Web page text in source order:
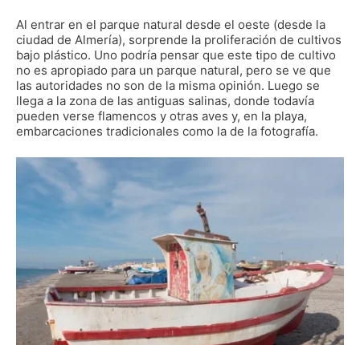
Al entrar en el parque natural desde el oeste (desde la
ciudad de Almería), sorprende la proliferación de cultivos
bajo plástico. Uno podría pensar que este tipo de cultivo
no es apropiado para un parque natural, pero se ve que
las autoridades no son de la misma opinión. Luego se
llega a la zona de las antiguas salinas, donde todavía
pueden verse flamencos y otras aves y, en la playa,
embarcaciones tradicionales como la de la fotografía.